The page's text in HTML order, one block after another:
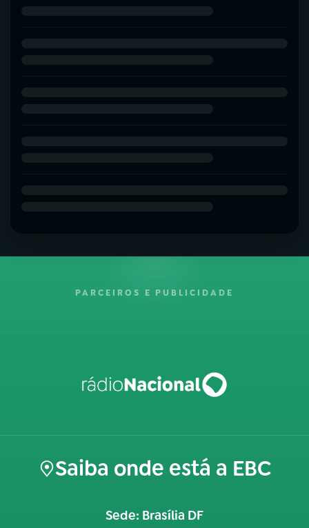
PARCEIROS E PUBLICIDADE
Saiba onde está a EBC
Sede: Brasília DF